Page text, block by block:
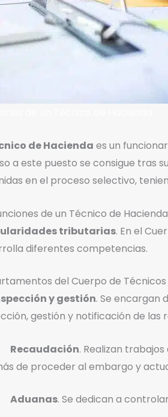
de Hacienda es un
a este puesto se consigue tras
en el proceso selectivo,
de un Técnico de
tributarias. En el
diferentes competencias.
del Cuerpo de Técnicos
y gestión. Se encargan
gestión y notificación de
Recaudación. Realizan
de proceder al embargo y
Aduanas. Se dedican a